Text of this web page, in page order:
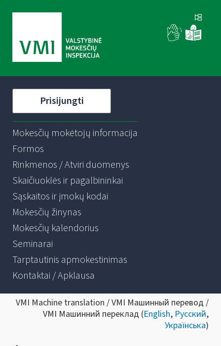
Prisijungti
Mokesčių mokėtojų informacija
Formos
Rinkmenos / Atviri duomenys
Skaičiuoklės ir pagalbininkai
Sąskaitos ir įmokų kodai
Mokesčių žinynas
Mokesčių kalendorius
Seminarai
Tarptautinis apmokestinimas
Kontaktai / Apklausa
VMI Machine translation / VMI Машинный перевод /
VMI Машинний переклад (English, Русский,
Українська)